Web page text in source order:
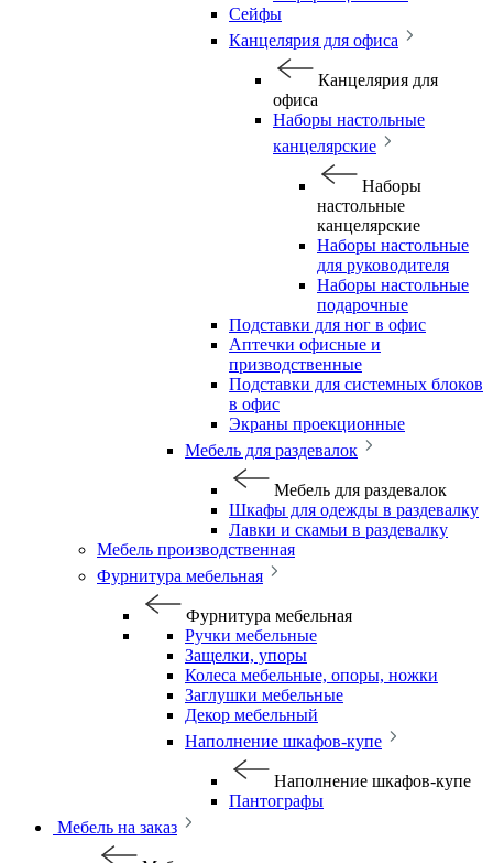
Сейфы
Канцелярия для офиса
Канцелярия для
офиса
Наборы настольные
канцелярские
Наборы
настольные
канцелярские
Наборы настольные
для руководителя
Наборы настольные
подарочные
Подставки для ног в офис
Аптечки офисные и
призводственные
Подставки для системных блоков
в офис
Экраны проекционные
Мебель для раздевалок
Мебель для раздевалок
Шкафы для одежды в раздевалку
Лавки и скамьи в раздевалку
Мебель производственная
Фурнитура мебельная
Фурнитура мебельная
Ручки мебельные
Защелки, упоры
Колеса мебельные, опоры, ножки
Заглушки мебельные
Декор мебельный
Наполнение шкафов-купе
Наполнение шкафов-купе
Пантографы
Мебель на заказ